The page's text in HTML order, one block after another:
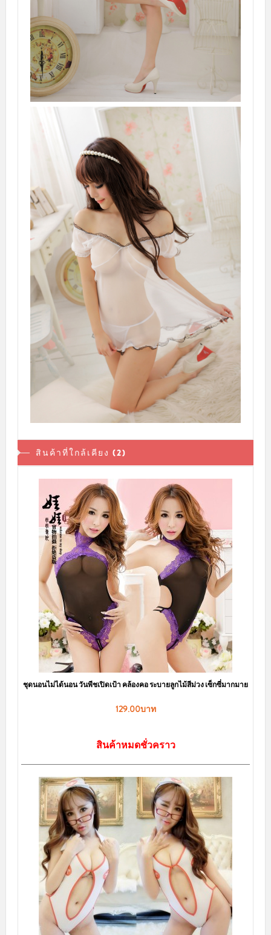
สินค้าที่ใกล้เคียง (2)
ชุดนอนไม่ได้นอน วันพีชเปิดเป้า คล้องคอ ระบายลูกไม้สีม่วง เซ็กซี่มากมาย
129.00บาท
สินค้าหมดชั่วคราว